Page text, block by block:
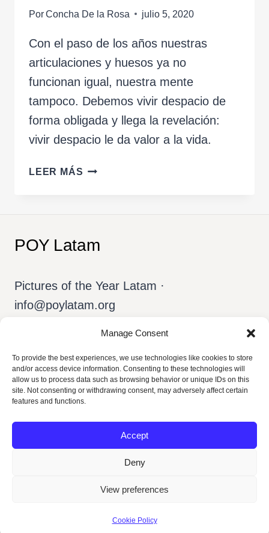
Manage Consent
To provide the best experiences, we use technologies like cookies to store
and/or access device information. Consenting to these technologies will
allow us to process data such as browsing behavior or unique IDs on this
site. Not consenting or withdrawing consent, may adversely affect certain
features and functions.
Accept
Deny
View preferences
Cookie Policy
PorConcha De la Rosa julio 5, 2020
Con el paso de los años nuestras
articulaciones y huesos ya no
funcionan igual, nuestra mente
tampoco. Debemos vivir despacio de
forma obligada y llega la revelación:
vivir despacio le da valor a la vida.
LEER MÁS VIVIR
A
POY Latam
Pictures of the Year Latam ·
info@poylatam.org
Inicio Archivo
El Equipo
Sobre el POY
Español
© 2026 POY Latam